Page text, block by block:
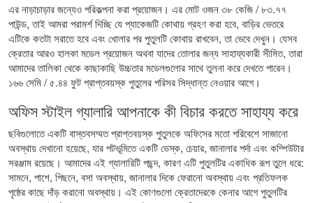
এর নাড়াচাড়ার জন্যেও পরিকল্পনা করা প্রয়োজন। এর মোট ওজন ৩৮ কেজি / ৮৩.৭৭
পাউন্ড, তাই আমরা পরামর্শ দিচ্ছি যে প্যাকেজটি কোথায় গ্রহণ করা হবে, বাড়ির ভেতরে
এটিকে কতটা সরাতে হবে এবং খোলার পর পুতুলটি কোথায় রাখবেন, তা ভেবে দেখুন। যেসব
ক্রেতার আরও হালকা মডেল প্রয়োজন অথবা যাদের তোলার জন্য সাহায্যকারী সীমিত, তারা
আমাদের তালিকা থেকে কাছাকাছি উচ্চতার মডেলগুলোর সাথে তুলনা করে দেখতে পারেন।
১৬৬ সেমি / ৫.৪৪ ফুট প্রাপ্তবয়স্ক পুতুলের পরিসরসিদ্ধান্ত নেওয়ার আগে।
অফিস স্টাইল গ্যালারি আপনাকে কী বিচার করতে সাহায্য করে
ছবিগুলোতে একটি বাস্তবসম্মত প্রাপ্তবয়স্ক পুতুলকে অফিসের মতো পরিবেশে সাজানো
অবস্থায় দেখানো হয়েছে, যার পটভূমিতে একটি ডেস্ক, চেয়ার, জানালার পর্দা এবং কম্পিউটার
সরঞ্জাম রয়েছে। আমাদের এই গ্যালারিটি পছন্দ, কারণ এটি পুতুলটির একাধিক রূপ তুলে ধরে:
সামনে, পাশে, পিছনে, বসা অবস্থায়, জানালার দিকে ফেরানো অবস্থায় এবং প্রতিফলক
পৃষ্ঠের কাছে দাঁড় করানো অবস্থায়। এই কোণগুলো ক্রেতাদেরকে কেনার আগে পুতুলটির